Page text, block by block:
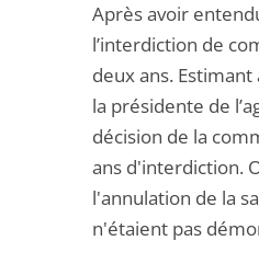
Après avoir
l’interdiction de
deux ans.
la présidente de
décision de la
ans d'interdiction.
l'annulation de la
n'étaient pas